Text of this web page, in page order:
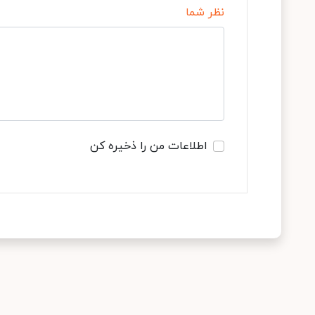
نظر شما
اطلاعات من را ذخیره کن